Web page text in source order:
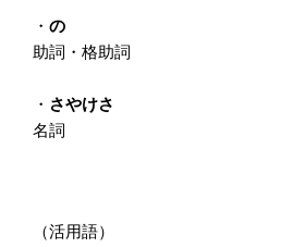
・ の
助詞・格助詞
・ さやけさ
名詞
（活用語）